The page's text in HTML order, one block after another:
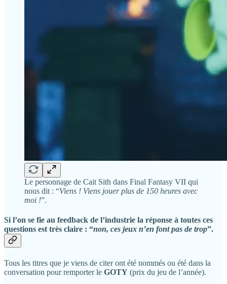
Le personnage de Cait Sith dans Final Fantasy VII qui
nous dit : “Viens ! Viens jouer plus de 150 heures avec
moi !”.
Si l’on se fie au feedback de l’industrie la réponse à toutes ces
questions est très claire : “non, ces jeux n’en font pas de trop”.
Tous les titres que je viens de citer ont été nommés ou été dans la
conversation pour remporter le GOTY (prix du jeu de l’année).